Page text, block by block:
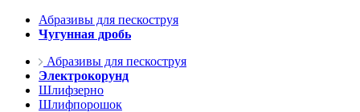
Абразивы для пескоструя
Чугунная дробь
Абразивы для пескоструя
Электрокорунд
Шлифзерно
Шлифпорошок